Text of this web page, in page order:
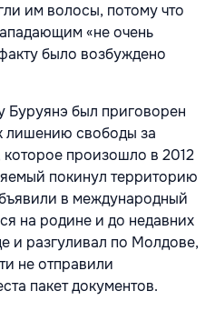
им волосы, потому что
«не очень
было возбуждено
был приговорен
лишению свободы за
произошло в 2012
покинул территорию
в международный
на родине и до недавних
и разгуливал по Молдове,
не отправили
пакет документов.